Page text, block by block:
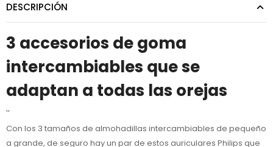
DESCRIPCIÓN
3 accesorios de goma
intercambiables que se
adaptan a todas las orejas
''
Con los 3 tamaños de almohadillas intercambiables de pequeño
a grande, de seguro hay un par de estos auriculares Philips que